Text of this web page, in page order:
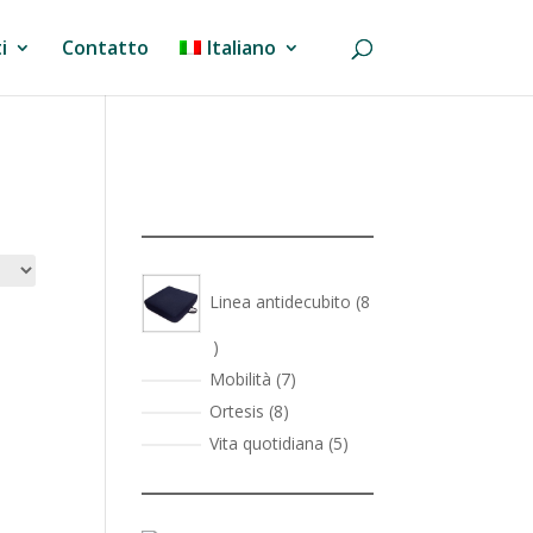
Contatto Italiano
Linea antidecubito 8
8
prodotti
Mobilità 77
Ortesis 88
prodotti
Vita quotidiana 55